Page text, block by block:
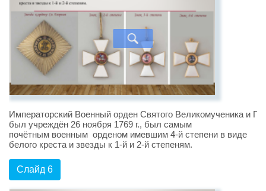
Императорский Военный орден Святого Великомученика и
был учреждён 26 ноября 1769 г., был самым
почётным военным орденом имевшим 4-й степени в виде
белого креста и звезды к 1-й и 2-й степеням.
Слайд 6